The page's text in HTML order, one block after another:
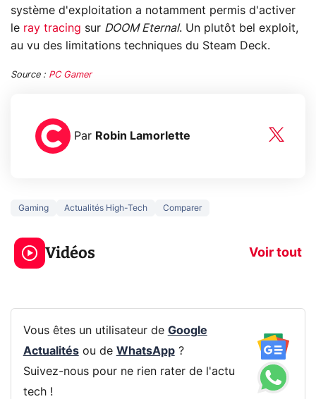
système d'exploitation a notamment permis d'activer
le ray tracing sur DOOM Eternal. Un plutôt bel exploit,
au vu des limitations techniques du Steam Deck.
Source : PC Gamer
Par Robin Lamorlette
Gaming Actualités High-Tech Comparer
Vidéos Voir tout
3 écrans en 1 pour
319€ ? Voici L'AOC
CQ32G4ZA !
prochaine
Vous êtes un utilisateur de Google
Actualitésou de WhatsApp?
Suivez-nous pour ne rien rater de l'actu
tech !